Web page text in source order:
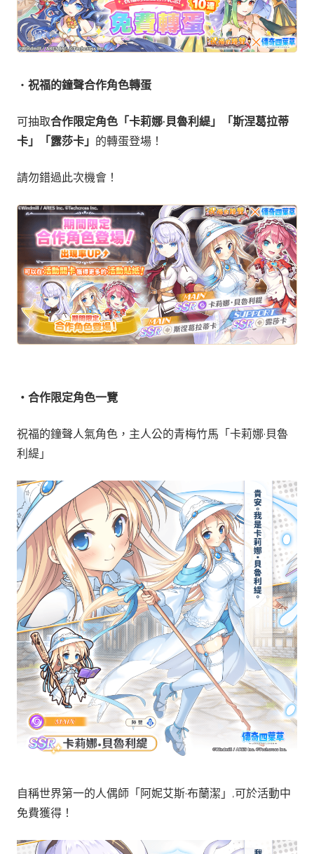
・ 祝福的鐘聲合作角色轉蛋
可抽取合作限定角色「卡莉娜·貝魯利緹」「斯涅葛拉蒂
卡」「露莎卡」 的轉蛋登場！
請勿錯過此次機會！
・合作限定角色一覽
祝福的鐘聲人氣角色，主人公的青梅竹馬「卡莉娜·貝魯
利緹」
自稱世界第一的人偶師「阿妮艾斯·布蘭潔」,可於活動中
免費獲得！